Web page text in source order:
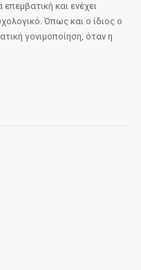
και ενέχει
Όπως και ο ίδιος ο
γονιμοποίηση, όταν η